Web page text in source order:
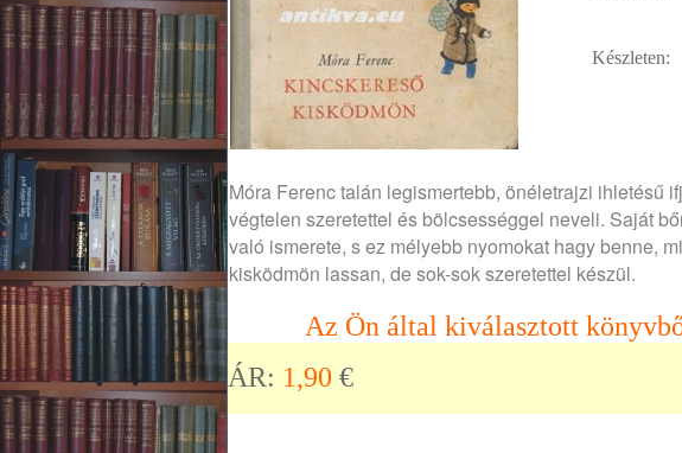
Készleten:
Móra Ferenc talán legismertebb, önéletrajzi ihletésű
végtelen szeretettel és bölcsességgel neveli. Saját
való ismerete, s ez mélyebb nyomokat hagy benne,
kisködmön lassan, de sok-sok szeretettel készül.
Az Ön által kiválasztott
ÁR: 1,90 €